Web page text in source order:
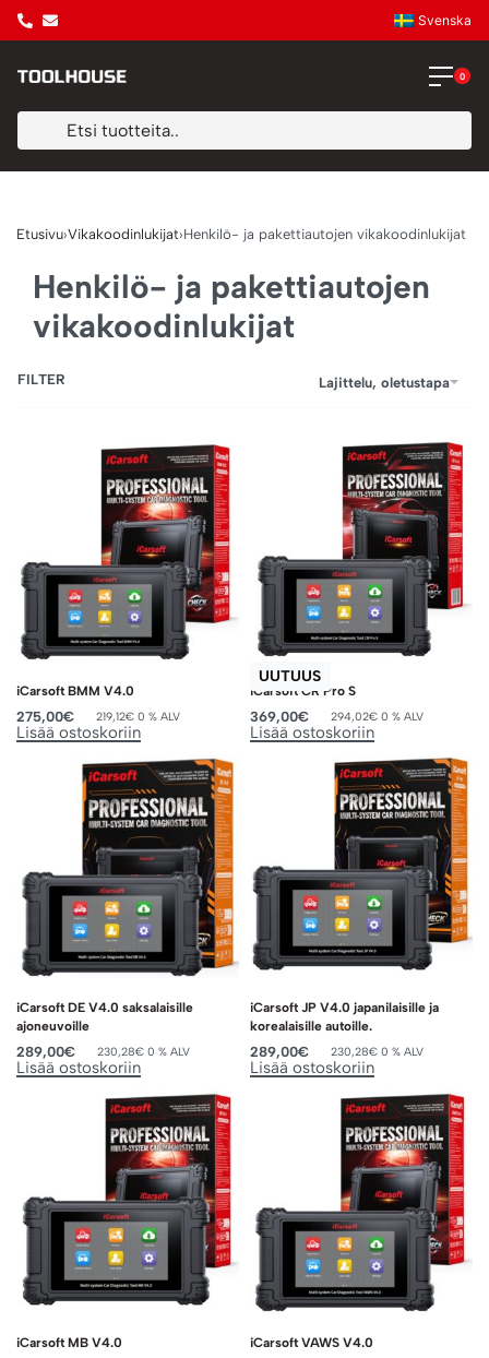
Svenska
0
Etusivu›Vikakoodinlukijat›Henkilö- ja pakettiautojen vikakoodinlukijat
Henkilö- ja pakettiautojen
vikakoodinlukijat
Lajittelu, oletustapa
FILTER
iCarsoft BMM V4.0
275,00€ 219,12€ 0 % ALV
Lisää ostoskoriin
UUTUUS
iCarsoft CR Pro S
369,00€ 294,02€ 0 % ALV
Lisää ostoskoriin
iCarsoft DE V4.0 saksalaisille
ajoneuvoille
289,00€ 230,28€ 0 % ALV
Lisää ostoskoriin
iCarsoft JP V4.0 japanilaisille ja
korealaisille autoille.
289,00€ 230,28€ 0 % ALV
Lisää ostoskoriin
iCarsoft MB V4.0
iCarsoft VAWS V4.0